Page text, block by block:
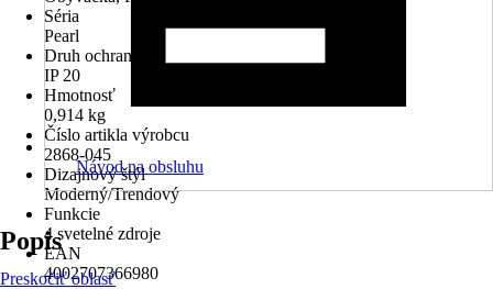
Séria
Pearl
Druh ochrany
IP 20
Hmotnosť
0,914 kg
Číslo artikla výrobcu
2868-045
Dizajnový štýl
Moderný/Trendový
Funkcie
4 svetelné zdroje
EAN
4002707366980
Návod na obsluhu
Popis
Preskočiť oblasť